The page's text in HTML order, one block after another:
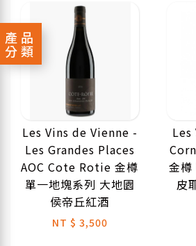
產品
分類
Les Vins de Vienne -
Les Grandes Places
AOC Cote Rotie 金樽
單一地塊系列 大地園
侯帝丘紅酒
NT $ 3,500
Les
金樽
皮